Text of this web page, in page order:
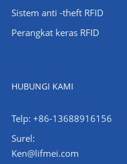
Sistem anti -theft RFID
Perangkat keras RFID
HUBUNGI KAMI
Telp: +86-13688916156
Surel:
Ken@lifmei.com